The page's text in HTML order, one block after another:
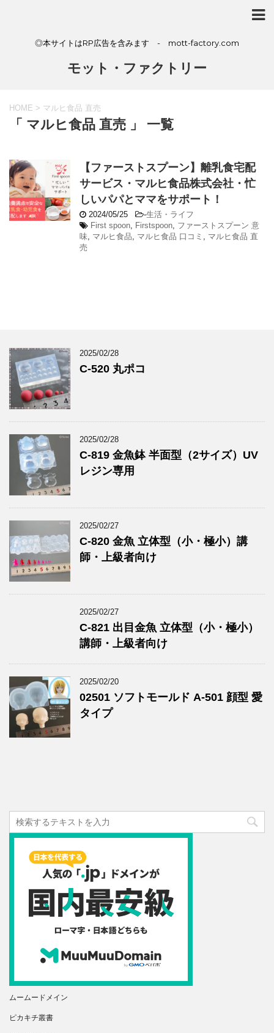
◎本サイトはRP広告を含みます - mott-factory.com
モット・ファクトリー
HOME > マルヒ食品 直売
「 マルヒ食品 直売 」 一覧
【ファーストスプーン】離乳食宅配
サービス・マルヒ食品株式会社・忙
しいパパとママをサポート！
2024/05/25 -生活・ライフ
First spoon, Firstspoon, ファーストスプーン 意
味, マルヒ食品, マルヒ食品 口コミ , マルヒ食品 直
売
2025/02/28
C-520 丸ポコ
2025/02/28
C-819 金魚鉢 半面型（2サイズ）UV
レジン専用
2025/02/27
C-820 金魚 立体型（小・極小）講
師・上級者向け
2025/02/27
C-821 出目金魚 立体型（小・極小）
講師・上級者向け
2025/02/20
02501 ソフトモールド A-501 顔型 愛
タイプ
ムームードメイン
ピカキチ叢書